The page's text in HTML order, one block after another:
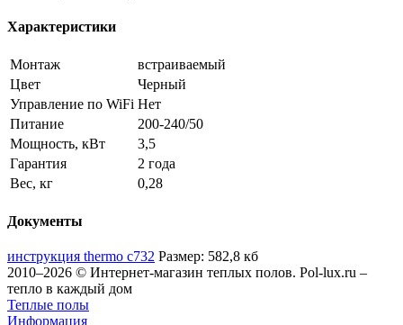
Характеристики
Монтаж
встраиваемый
Цвет
Черный
Управление по WiFi Нет
Питание
200-240/50
Мощность, кВт
3,5
Гарантия
2 года
Вес, кг
0,28
Документы
инструкция thermo c732 Размер: 582,8 кб
2010–2026 © Интернет-магазин теплых полов. Pol-lux.ru –
тепло в каждый дом
Теплые полы
Информация